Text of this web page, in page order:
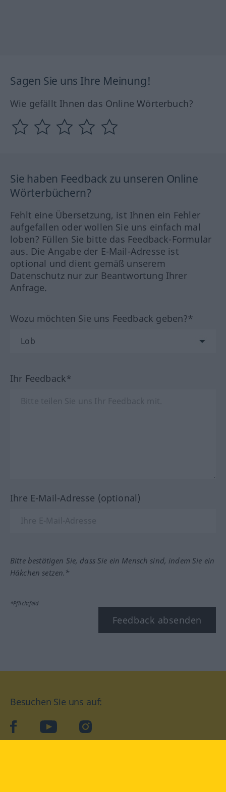
Sagen Sie uns Ihre Meinung!
Wie gefällt Ihnen das Online Wörterbuch?
Sie haben Feedback zu unseren Online
Wörterbüchern?
Fehlt eine Übersetzung, ist Ihnen ein Fehler
aufgefallen oder wollen Sie uns einfach mal
loben? Füllen Sie bitte das Feedback-Formular
aus. Die Angabe der E-Mail-Adresse ist
optional und dient gemäß unserem
Datenschutz nur zur Beantwortung Ihrer
Anfrage.
Wozu möchten Sie uns Feedback geben?*
Ihr Feedback*
Ihre E-Mail-Adresse (optional)
Bitte bestätigen Sie, dass Sie ein Mensch sind, indem Sie ein
Häkchen setzen.*
*Pflichtfeld
Feedback absenden
Besuchen Sie uns auf:
facebookYouTube Instagram